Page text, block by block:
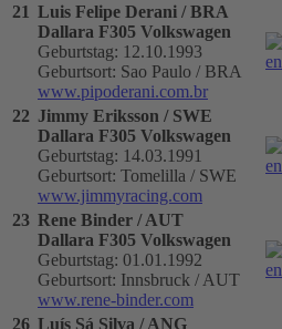
21 Luis Felipe Derani / BRA
Dallara F305 Volkswagen
Geburtstag: 12.10.1993
Geburtsort: Sao Paulo / BRA
www.pipoderani.com.br
22 Jimmy Eriksson / SWE
Dallara F305 Volkswagen
Geburtstag: 14.03.1991
Geburtsort: Tomelilla / SWE
www.jimmyracing.com
23 Rene Binder / AUT
Dallara F305 Volkswagen
Geburtstag: 01.01.1992
Geburtsort: Innsbruck / AUT
www.rene-binder.com
26 Luís Sá Silva / ANG